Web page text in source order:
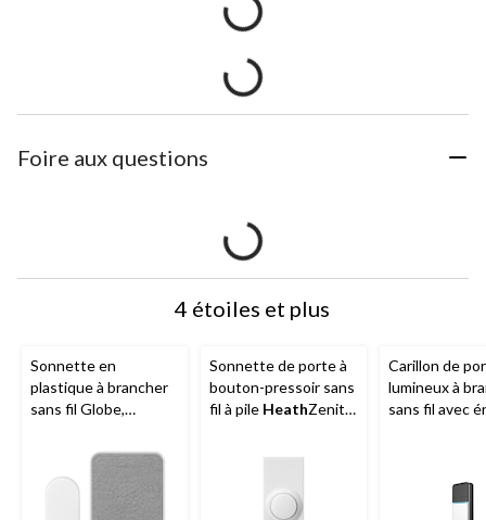
Foire aux questions
4 étoiles et plus
Sonnette en
plastique à brancher
sans fil Globe,
Sonnette de porte à
bouton-pressoir sans
fil à pile HeathZenith,
Carillon de
lumineux à
sans fil avec